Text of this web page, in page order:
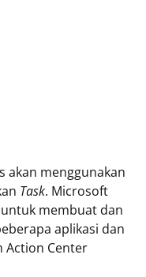
akan menggunakan
Task. Microsoft
membuat dan
aplikasi dan
Action Center